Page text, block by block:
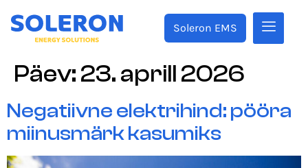
Soleron EMS
Päev: 23. aprill 2026
Negatiivne elektrihind: pööra
miinusmärk kasumiks